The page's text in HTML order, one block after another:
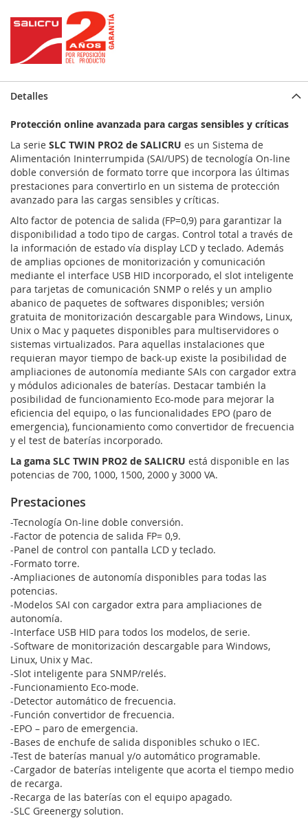
Detalles
Protección online avanzada para cargas sensibles y críticas
La serie SLC TWIN PRO2 de SALICRU es un Sistema de
Alimentación Ininterrumpida (SAI/UPS) de tecnología On-line
doble conversión de formato torre que incorpora las últimas
prestaciones para convertirlo en un sistema de protección
avanzado para las cargas sensibles y críticas.
Alto factor de potencia de salida (FP=0,9) para garantizar la
disponibilidad a todo tipo de cargas. Control total a través de
la información de estado vía display LCD y teclado. Además
de amplias opciones de monitorización y comunicación
mediante el interface USB HID incorporado, el slot inteligente
para tarjetas de comunicación SNMP o relés y un amplio
abanico de paquetes de softwares disponibles; versión
gratuita de monitorización descargable para Windows, Linux,
Unix o Mac y paquetes disponibles para multiservidores o
sistemas virtualizados. Para aquellas instalaciones que
requieran mayor tiempo de back-up existe la posibilidad de
ampliaciones de autonomía mediante SAIs con cargador extra
y módulos adicionales de baterías. Destacar también la
posibilidad de funcionamiento Eco-mode para mejorar la
eficiencia del equipo, o las funcionalidades EPO (paro de
emergencia), funcionamiento como convertidor de frecuencia
y el test de baterías incorporado.
La gama SLC TWIN PRO2 de SALICRU está disponible en las
potencias de 700, 1000, 1500, 2000 y 3000 VA.
Prestaciones
-Tecnología On-line doble conversión.
-Factor de potencia de salida FP= 0,9.
-Panel de control con pantalla LCD y teclado.
-Formato torre.
-Ampliaciones de autonomía disponibles para todas las
potencias.
-Modelos SAI con cargador extra para ampliaciones de
autonomía.
-Interface USB HID para todos los modelos, de serie.
-Software de monitorización descargable para Windows,
Linux, Unix y Mac.
-Slot inteligente para SNMP/relés.
-Funcionamiento Eco-mode.
-Detector automático de frecuencia.
-Función convertidor de frecuencia.
-EPO – paro de emergencia.
-Bases de enchufe de salida disponibles schuko o IEC.
-Test de baterías manual y/o automático programable.
-Cargador de baterías inteligente que acorta el tiempo medio
de recarga.
-Recarga de las baterías con el equipo apagado.
-SLC Greenergy solution.